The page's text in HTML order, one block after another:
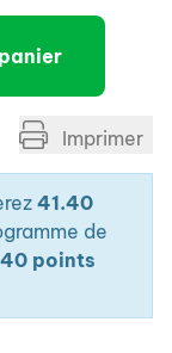
Imprimer
41.40
de
points